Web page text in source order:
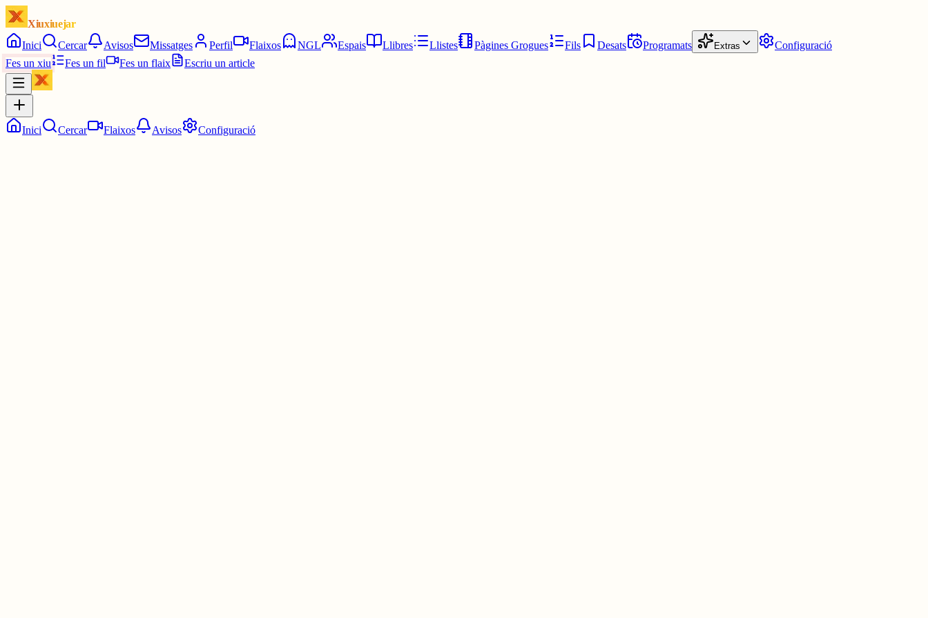
Xiuxiuejar
Inici
Cercar Avisos Missatges Perfil Flaixos NGL Espais Llibres Llistes Pàgines Grogues Fils Desats Programats Extras
Configuració
Fes un xiu
Fes un fil Fes un flaix Escriu un article
Inici Cercar Flaixos Avisos Configuració